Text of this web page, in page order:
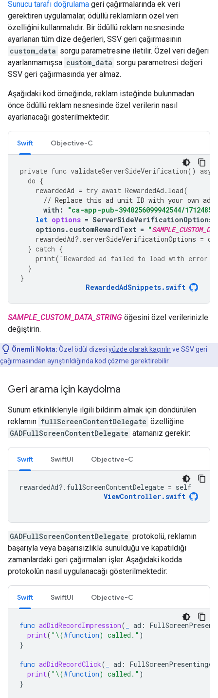
Sunucu tarafı doğrulama geri çağırmalarında ek veri
gerektiren uygulamalar, ödüllü reklamların özel veri
özelliğini kullanmalıdır. Bir ödüllü reklam nesnesinde
ayarlanan tüm dize değerleri, SSV geri çağırmasının
custom_data sorgu parametresine iletilir. Özel veri değeri
ayarlanmamışsa custom_data sorgu parametresi değeri
SSV geri çağırmasında yer almaz.
Aşağıdaki kod örneğinde, reklam isteğinde bulunmadan
önce ödüllü reklam nesnesinde özel verilerin nasıl
ayarlanacağı gösterilmektedir:
Swift Objective-C
private func validateServerSideVerification()
do {
rewardedAd = try await RewardedAd . load(
// Replace this ad unit ID with your own ad
with :
"ca-app-pub-3940256099942544/
let options = ServerSideVerificationOptions
options. customRewardText = "
rewardedAd?. serverSideVerificationOptions =
} catch {
print( "Rewarded ad failed to load with error:
}
}
RewardedAdSnippets.swift
SAMPLE_CUSTOM_DATA_STRING öğesini özel verilerinizle
değiştirin.
Önemli Nokta: Özel ödül dizesi yüzde olarak kaçırılırve SSV geri
çağırmasından ayrıştırıldığında kod çözme gerektirebilir.
Geri arama için kaydolma
Sunum etkinlikleriyle ilgili bildirim almak için döndürülen
reklamın fullScreenContentDelegate özelliğine
GADFullScreenContentDelegate atamanız gerekir:
Swift SwiftUI Objective-C
rewardedAd?. fullScreenContentDelegate = self
ViewController.swift
GADFullScreenContentDelegate protokolü, reklamın
başarıyla veya başarısızlıkla sunulduğu ve kapatıldığı
zamanlardaki geri çağırmaları işler. Aşağıdaki kodda
protokolün nasıl uygulanacağı gösterilmektedir:
Swift SwiftUI Objective-C
func adDidRecordImpression( ad :
print( " \(#function) called." )
}
func adDidRecordClick( ad : FullScreenPresentingAd
print( " \(#function) called." )
}